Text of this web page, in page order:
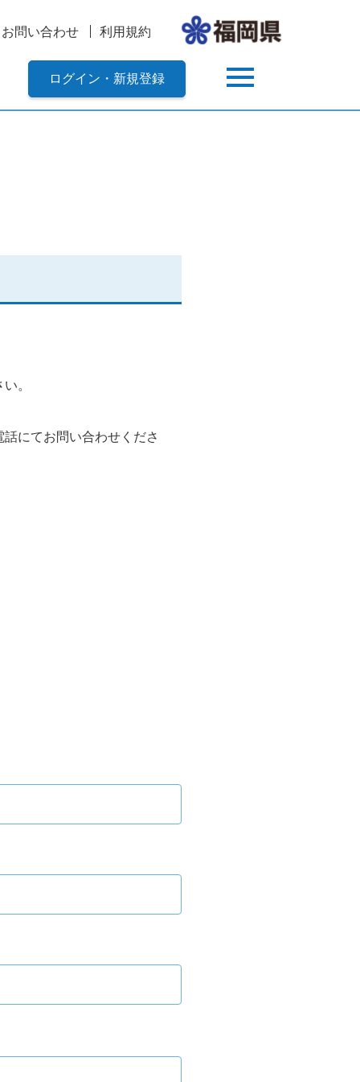
お問い合わせ 利用規約
ログイン・新規登録
。
にてお問い合わせくださ